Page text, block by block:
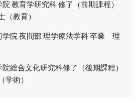
教育学研究科 修了（前期課程）
教育）
学院 夜間部 理学療法学科 卒業 理
総合文化研究科修了（後期課程）
術）